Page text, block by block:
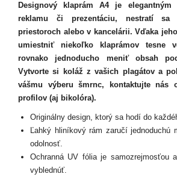
Designový klaprám A4 je
reklamu či prezentáciu, nestratí
priestoroch alebo v kancelárii. Vďaka
umiestniť niekoľko klaprámov tesne
rovnako jednoducho meniť obsah
Vytvorte si koláž z vašich plagátov a
vášmu výberu šmrnc, kontaktujte nás
profilov (aj bikolóra).
Originálny design, ktorý sa hodí do
Ľahký hliníkový rám zaručí jednoduchú
odolnosť.
Ochranná UV fólia je samozrejmosťou
vyblednúť.